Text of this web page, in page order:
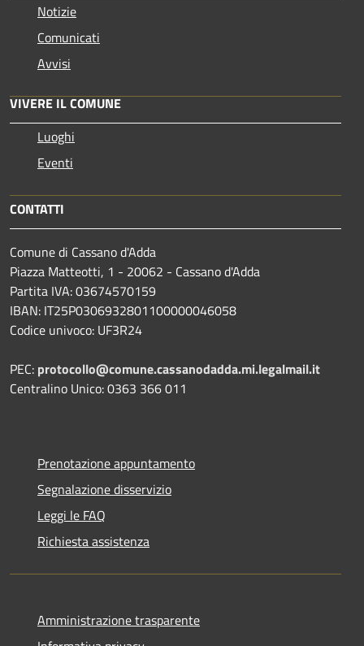
Notizie
Comunicati
Avvisi
VIVERE IL COMUNE
Luoghi
Eventi
CONTATTI
Comune di Cassano d'Adda
Piazza Matteotti, 1 - 20062 - Cassano d'Adda
Partita IVA: 03674570159
IBAN: IT25P0306932801100000046058
Codice univoco: UF3R24
PEC: protocollo@comune.cassanodadda.mi.legalmail.it
Centralino Unico: 0363 366 011
Prenotazione appuntamento
Segnalazione disservizio
Leggi le FAQ
Richiesta assistenza
Amministrazione trasparente